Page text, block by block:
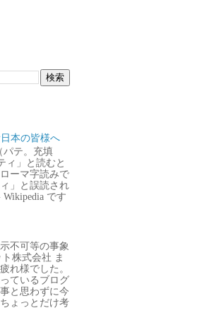
本の皆様へ
パテ。充填
ィ」と読むと
ーマ字読みで
」と誤読され
です
不可等の事象
株式会社 ま
れ様でした。
ているブログ
と思わずに今
ょっとだけ考